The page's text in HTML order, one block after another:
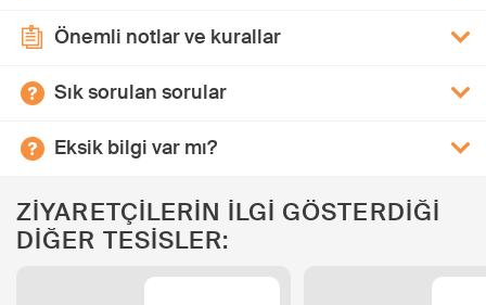
Önemli notlar ve kurallar
Sık sorulan sorular
Eksik bilgi var mı?
ZİYARETÇİLERİN İLGİ GÖSTERDİĞİ
DİĞER TESİSLER: